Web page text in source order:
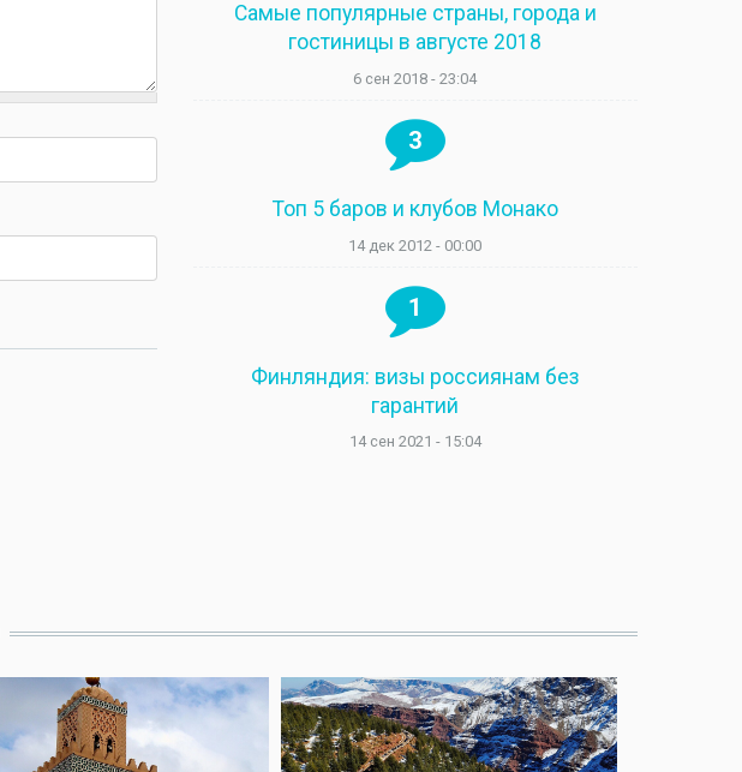
Самые популярные страны, города и
гостиницы в августе 2018
6 сен 2018 - 23:04
3
Топ 5 баров и клубов Монако
14 дек 2012 - 00:00
1
Финляндия: визы россиянам без
гарантий
14 сен 2021 - 15:04